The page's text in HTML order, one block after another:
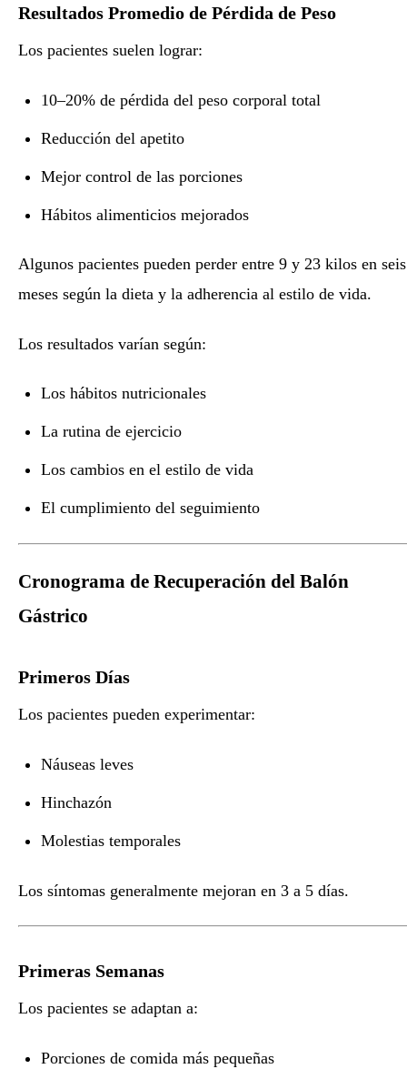
Resultados Promedio de Pérdida de Peso
Los pacientes suelen lograr:
10–20% de pérdida del peso corporal total
Reducción del apetito
Mejor control de las porciones
Hábitos alimenticios mejorados
Algunos pacientes pueden perder entre 9 y 23 kilos en seis
meses según la dieta y la adherencia al estilo de vida.
Los resultados varían según:
Los hábitos nutricionales
La rutina de ejercicio
Los cambios en el estilo de vida
El cumplimiento del seguimiento
Cronograma de Recuperación del Balón
Gástrico
Primeros Días
Los pacientes pueden experimentar:
Náuseas leves
Hinchazón
Molestias temporales
Los síntomas generalmente mejoran en 3 a 5 días.
Primeras Semanas
Los pacientes se adaptan a:
Porciones de comida más pequeñas